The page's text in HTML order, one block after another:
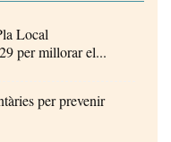
Local
per millorar el...
per prevenir